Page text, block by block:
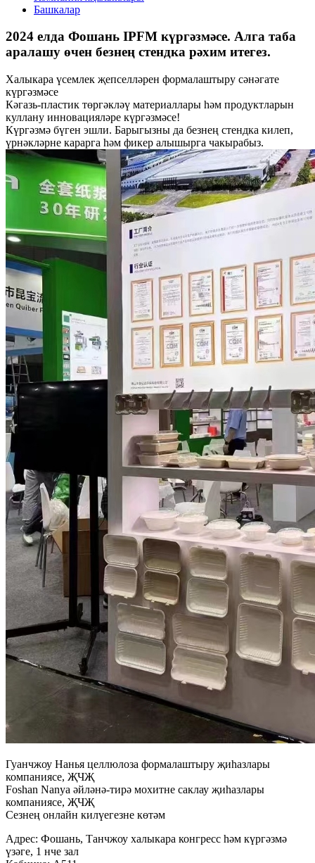
Башкалар
2024 елда Фошань IPFM күргәзмәсе. Алга таба
аралашу өчен безнең стендка рәхим итегез.
Халыкара үсемлек җепселләрен формалаштыру сәнәгате
күргәзмәсе
Кәгазь-пластик төргәкләү материаллары һәм продуктларын
куллану инновацияләре күргәзмәсе!
Күргәзмә бүген эшли. Барыгызны да безнең стендка килеп,
үрнәкләрне карарга һәм фикер алышырга чакырабыз.
Гуанчжоу Нанья целлюлоза формалаштыру җиһазлары
компаниясе, ҖЧҖ
Foshan Nanya әйләнә-тирә мохитне саклау җиһазлары
компаниясе, ҖЧҖ
Сезнең онлайн килүегезне көтәм
Адрес: Фошань, Танчжоу халыкара конгресс һәм күргәзмә
үзәге, 1 нче зал